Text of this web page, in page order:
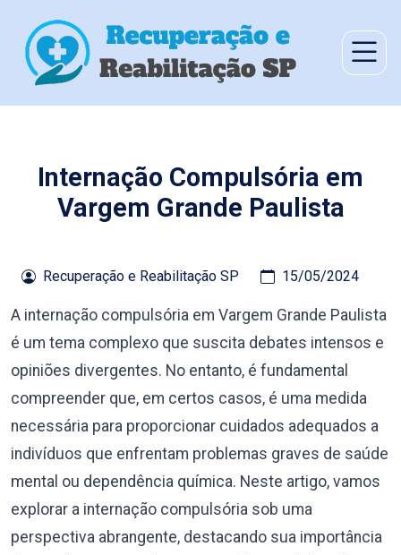
Internação Compulsória em
Vargem Grande Paulista
Recuperação e Reabilitação SP 15/05/2024
A internação compulsória em Vargem Grande Paulista
é um tema complexo que suscita debates intensos e
opiniões divergentes. No entanto, é fundamental
compreender que, em certos casos, é uma medida
necessária para proporcionar cuidados adequados a
indivíduos que enfrentam problemas graves de saúde
mental ou dependência química. Neste artigo, vamos
explorar a internação compulsória sob uma
perspectiva abrangente, destacando sua importância